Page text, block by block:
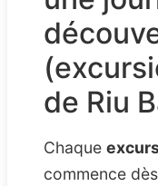
de Riu
Chaque
commence